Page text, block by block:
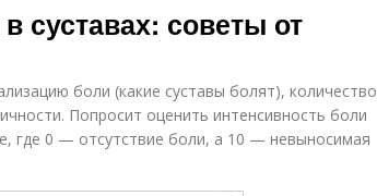
суставах: советы от
боли (какие суставы болят), количество
Попросит оценить интенсивность боли
где 0 — отсутствие боли, а 10 — невыносимая